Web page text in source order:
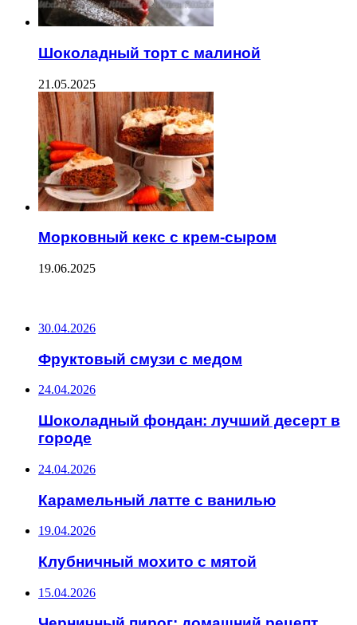
Шоколадный торт с малиной
21.05.2025
Морковный кекс с крем-сыром
19.06.2025
30.04.2026
Фруктовый смузи с медом
24.04.2026
Шоколадный фондан: лучший десерт в
городе
24.04.2026
Карамельный латте с ванилью
19.04.2026
Клубничный мохито с мятой
15.04.2026